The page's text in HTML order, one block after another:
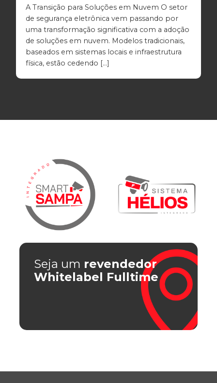
A Transição para Soluções em Nuvem O setor
de segurança eletrônica vem passando por
uma transformação significativa com a adoção
de soluções em nuvem. Modelos tradicionais,
baseados em sistemas locais e infraestrutura
física, estão cedendo […]
Seja um revendedor
Whitelabel Fulltime